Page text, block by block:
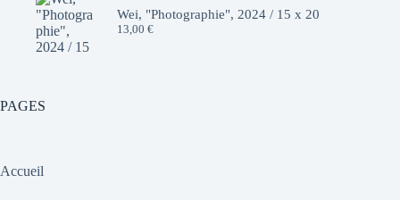
10,00 €.
7,00 €.
Wei, "Photographie", 2024 / 15 x 20
13,00 €
PAGES
Accueil